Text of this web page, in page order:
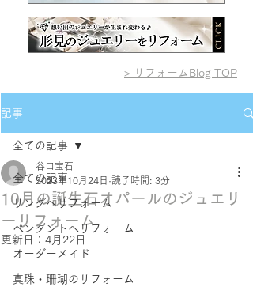
> リフォームBlog TOP
記事
全ての記事
リングへリフォーム
ペンダントへリフォーム
オーダーメイド
真珠・珊瑚のリフォーム
全ての記事
10月の誕生石オパールのジュエリ
ーリフォーム
谷口宝石
2023年10月24日 読了時間: 3分
更新日： 4月22日